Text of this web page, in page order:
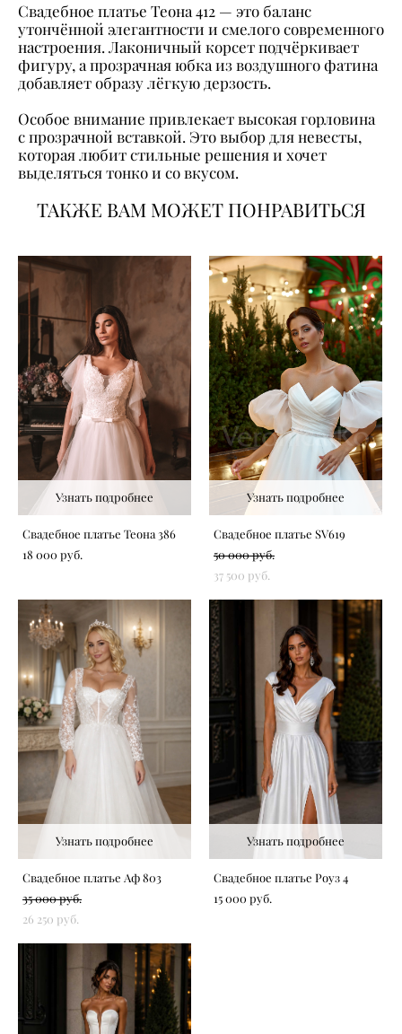
Свадебное платье Теона 412 — это баланс
утончённой элегантности и смелого современного
настроения. Лаконичный корсет подчёркивает
фигуру, а прозрачная юбка из воздушного фатина
добавляет образу лёгкую дерзость.
Особое внимание привлекает высокая горловина
с прозрачной вставкой. Это выбор для невесты,
которая любит стильные решения и хочет
выделяться тонко и со вкусом.
ТАКЖЕ ВАМ МОЖЕТ ПОНРАВИТЬСЯ
Узнать подробнее
Свадебное платье Теона 386
18 000 pуб.
Узнать подробнее
Свадебное платье SV619
50 000 pуб.
37 500 pуб.
Узнать подробнее
Свадебное платье Аф 803
35 000 pуб.
26 250 pуб.
Узнать подробнее
Свадебное платье Роуз 4
15 000 pуб.